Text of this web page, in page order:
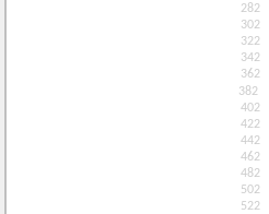
282
302
322
342
362
382
402
422
442
462
482
502
522